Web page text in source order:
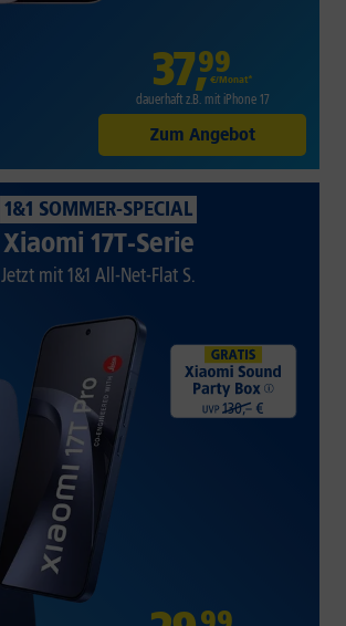
37,99
€/Monat*
dauerhaft z.B. mit iPhone 17
Zum Angebot
1&1 SOMMER-SPECIAL
Xiaomi 17T-Serie
Jetzt mit 1&1 All-Net-Flat S.